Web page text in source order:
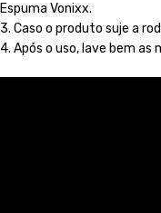
Espuma Vonixx.
3. Caso o produto suje a
4. Após o uso, lave bem as